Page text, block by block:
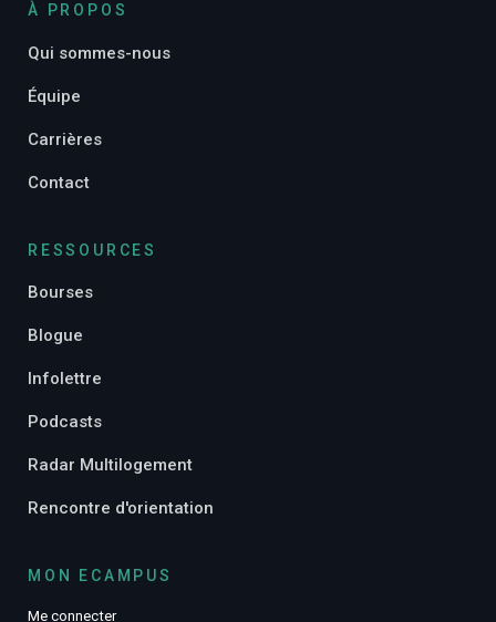
À PROPOS
Qui sommes-nous
Équipe
Carrières
Contact
RESSOURCES
Bourses
Blogue
Infolettre
Podcasts
Radar Multilogement
Rencontre d'orientation
MON ECAMPUS
Me connecter